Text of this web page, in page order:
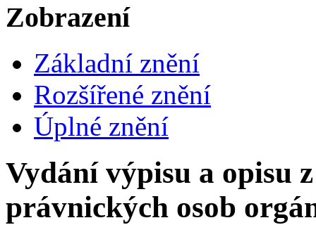
Zobrazení
Základní znění
Rozšířené znění
Úplné znění
Vydání výpisu a opisu
právnických osob